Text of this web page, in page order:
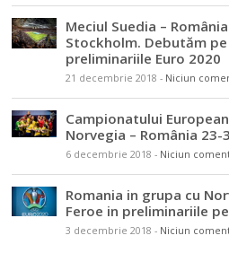
Meciul Suedia –
Stockholm. Debutăm
preliminariile Euro 2020
21 decembrie 2018 - Niciun
Campionatului
Norvegia – România 23-
6 decembrie 2018 - Niciun
Romania in grupa cu
Feroe in preliminariile
3 decembrie 2018 - Niciun